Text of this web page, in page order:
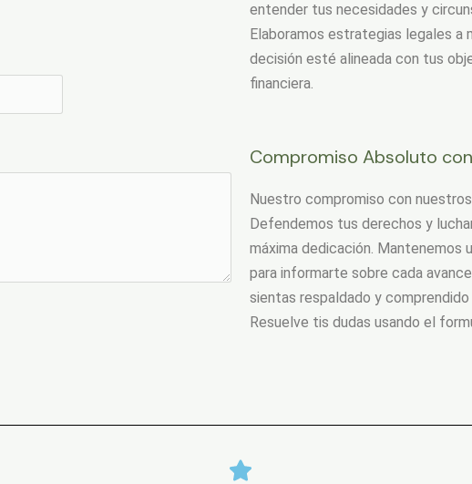
entender tus necesidades y
Elaboramos estrategias legales a
decisión esté alineada con tus
financiera.
Compromiso Absoluto
Nuestro compromiso con
Defendemos tus derechos y
máxima dedicación. Mantenemos
para informarte sobre cada
sientas respaldado y
Resuelve tis dudas usando el